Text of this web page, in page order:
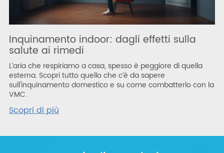
Inquinamento indoor: dagli effetti sulla
salute ai rimedi
L’aria che respiriamo a casa, spesso è peggiore di quella
esterna. Scopri tutto quello che c’è da sapere
sull'inquinamento domestico e su come combatterlo con la
VMC.
Scopri di più